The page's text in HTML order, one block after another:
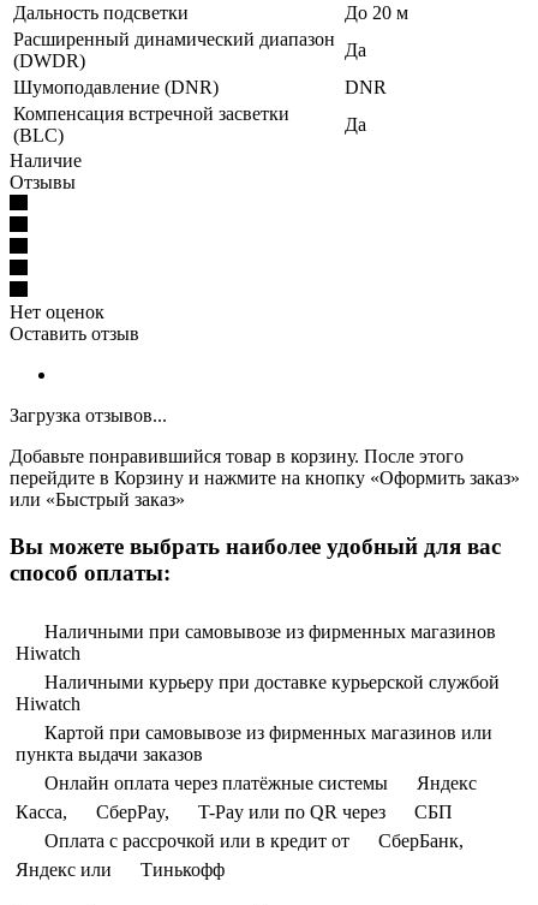
Дальность подсветки
До 20 м
Расширенный динамический диапазон
(DWDR)
Да
Шумоподавление (DNR)
DNR
Компенсация встречной засветки
(BLC)
Да
Наличие
Отзывы
Нет оценок
Оставить отзыв
Загрузка отзывов...
Добавьте понравившийся товар в корзину. После этого
перейдите в Корзину и нажмите на кнопку «Оформить заказ»
или «Быстрый заказ»
Вы можете выбрать наиболее удобный для вас
способ оплаты:
Наличными при самовывозе из фирменных магазинов
Hiwatch
Наличными курьеру при доставке курьерской службой
Hiwatch
Картой при самовывозе из фирменных магазинов или
пункта выдачи заказов
Онлайн оплата через платёжные системы
Яндекс
Касса,
СберPay, T-Pay или по QR через
СБП
Оплата с рассрочкой или в кредит от
СберБанк,
Яндекс или
Тинькофф